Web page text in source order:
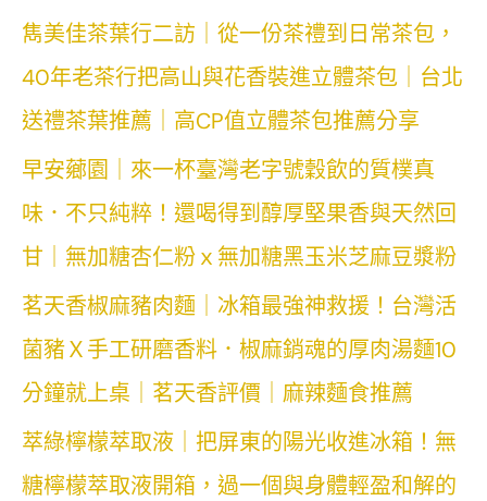
雋美佳茶葉行二訪｜從一份茶禮到日常茶包，
40年老茶行把高山與花香裝進立體茶包｜台北
送禮茶葉推薦｜高CP值立體茶包推薦分享
早安薌園｜來一杯臺灣老字號穀飲的質樸真
味．不只純粹！還喝得到醇厚堅果香與天然回
甘｜無加糖杏仁粉ｘ無加糖黑玉米芝麻豆漿粉
茗天香椒麻豬肉麵｜冰箱最強神救援！台灣活
菌豬Ｘ手工研磨香料．椒麻銷魂的厚肉湯麵10
分鐘就上桌｜茗天香評價｜麻辣麵食推薦
萃綠檸檬萃取液｜把屏東的陽光收進冰箱！無
糖檸檬萃取液開箱，過一個與身體輕盈和解的